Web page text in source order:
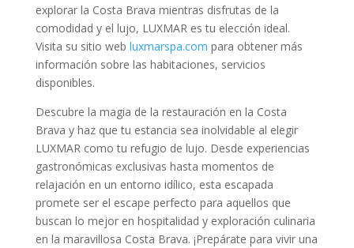
explorar la Costa Brava mientras disfrutas de la
comodidad y el lujo, LUXMAR es tu elección ideal.
Visita su sitio web luxmarspa.com para obtener más
información sobre las habitaciones, servicios
disponibles.
Descubre la magia de la restauración en la Costa
Brava y haz que tu estancia sea inolvidable al elegir
LUXMAR como tu refugio de lujo. Desde experiencias
gastronómicas exclusivas hasta momentos de
relajación en un entorno idílico, esta escapada
promete ser el escape perfecto para aquellos que
buscan lo mejor en hospitalidad y exploración culinaria
en la maravillosa Costa Brava. ¡Prepárate para vivir una